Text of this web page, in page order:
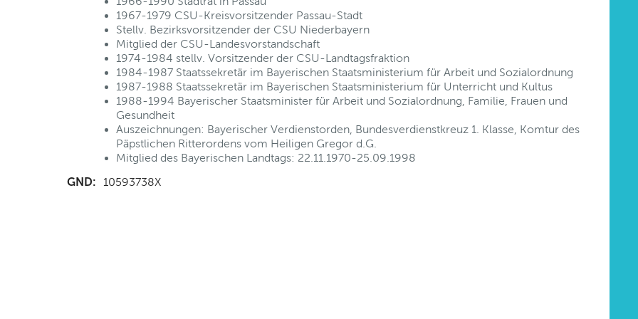
1967-1979 CSU-Kreisvorsitzender Passau-Stadt
Stellv. Bezirksvorsitzender der CSU Niederbayern
Mitglied der CSU-Landesvorstandschaft
1974-1984 stellv. Vorsitzender der CSU-Landtagsfraktion
1984-1987 Staatssekretär im Bayerischen Staatsministerium für Arbeit und Sozialordnung
1987-1988 Staatssekretär im Bayerischen Staatsministerium für Unterricht und Kultus
1988-1994 Bayerischer Staatsminister für Arbeit und Sozialordnung, Familie, Frauen und
Gesundheit
Auszeichnungen: Bayerischer Verdienstorden, Bundesverdienstkreuz 1. Klasse, Komtur des
Päpstlichen Ritterordens vom Heiligen Gregor d.G.
Mitglied des Bayerischen Landtags: 22.11.1970-25.09.1998
GND: 10593738X